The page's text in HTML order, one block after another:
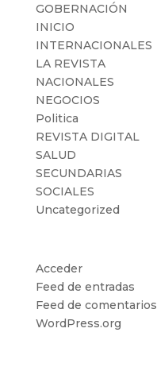
GOBERNACIÓN
INICIO
INTERNACIONALES
LA REVISTA
NACIONALES
NEGOCIOS
Politica
REVISTA DIGITAL
SALUD
SECUNDARIAS
SOCIALES
Uncategorized
Acceder
Feed de entradas
Feed de comentarios
WordPress.org